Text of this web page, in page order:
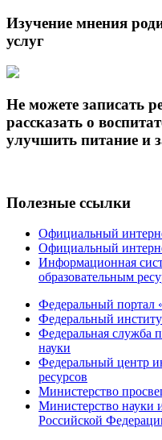
Изучение мнения
услуг
Не можете записать
рассказать о
улучшить питание и
Полезные ссылки
Официальный
Официальный
Информационная
образовательным
Федеральный портал
Федеральный
Федеральная служба
науки
Федеральный центр
ресурсов
Министерство
Министерство науки
Российской